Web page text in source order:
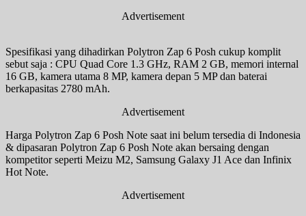
Advertisement
Spesifikasi yang dihadirkan Polytron Zap 6 Posh cukup komplit
sebut saja : CPU Quad Core 1.3 GHz, RAM 2 GB, memori internal
16 GB, kamera utama 8 MP, kamera depan 5 MP dan baterai
berkapasitas 2780 mAh.
Advertisement
Harga Polytron Zap 6 Posh Note saat ini belum tersedia di Indonesia
& dipasaran Polytron Zap 6 Posh Note akan bersaing dengan
kompetitor seperti Meizu M2, Samsung Galaxy J1 Ace dan Infinix
Hot Note.
Advertisement